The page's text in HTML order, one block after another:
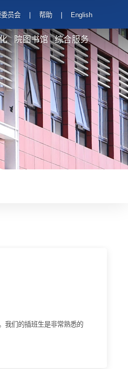
员会 帮助 English
院图书馆 综合服务
我们的插班生是非常熟悉的